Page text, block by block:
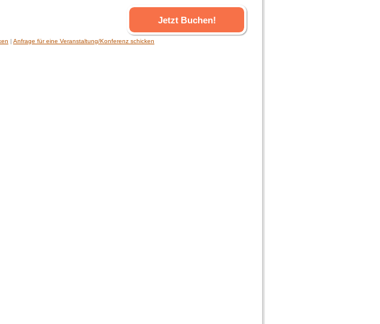
Jetzt Buchen!
| Anfrage für eine Veranstaltung/Konferenz schicken